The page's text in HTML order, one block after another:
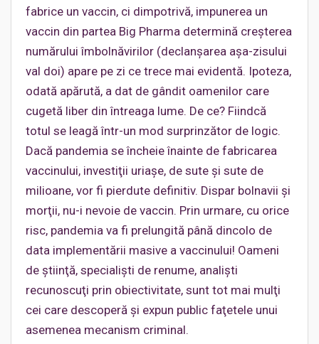
fabrice un vaccin, ci dimpotrivă, impunerea un
vaccin din partea Big Pharma determină creşterea
numărului îmbolnăvirilor (declanşarea aşa-zisului
val doi) apare pe zi ce trece mai evidentă. Ipoteza,
odată apărută, a dat de gândit oamenilor care
cugetă liber din întreaga lume. De ce? Fiindcă
totul se leagă într-un mod surprinzător de logic.
Dacă pandemia se încheie înainte de fabricarea
vaccinului, investiţii uriaşe, de sute şi sute de
milioane, vor fi pierdute definitiv. Dispar bolnavii şi
morţii, nu-i nevoie de vaccin. Prin urmare, cu orice
risc, pandemia va fi prelungită până dincolo de
data implementării masive a vaccinului! Oameni
de ştiinţă, specialişti de renume, analişti
recunoscuţi prin obiectivitate, sunt tot mai mulţi
cei care descoperă şi expun public faţetele unui
asemenea mecanism criminal.